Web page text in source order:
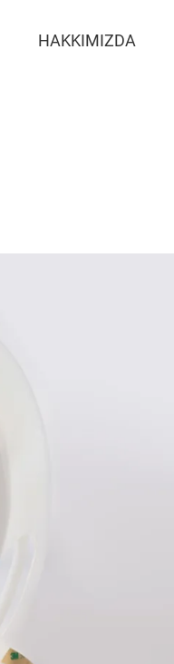
HAKKIMIZDA